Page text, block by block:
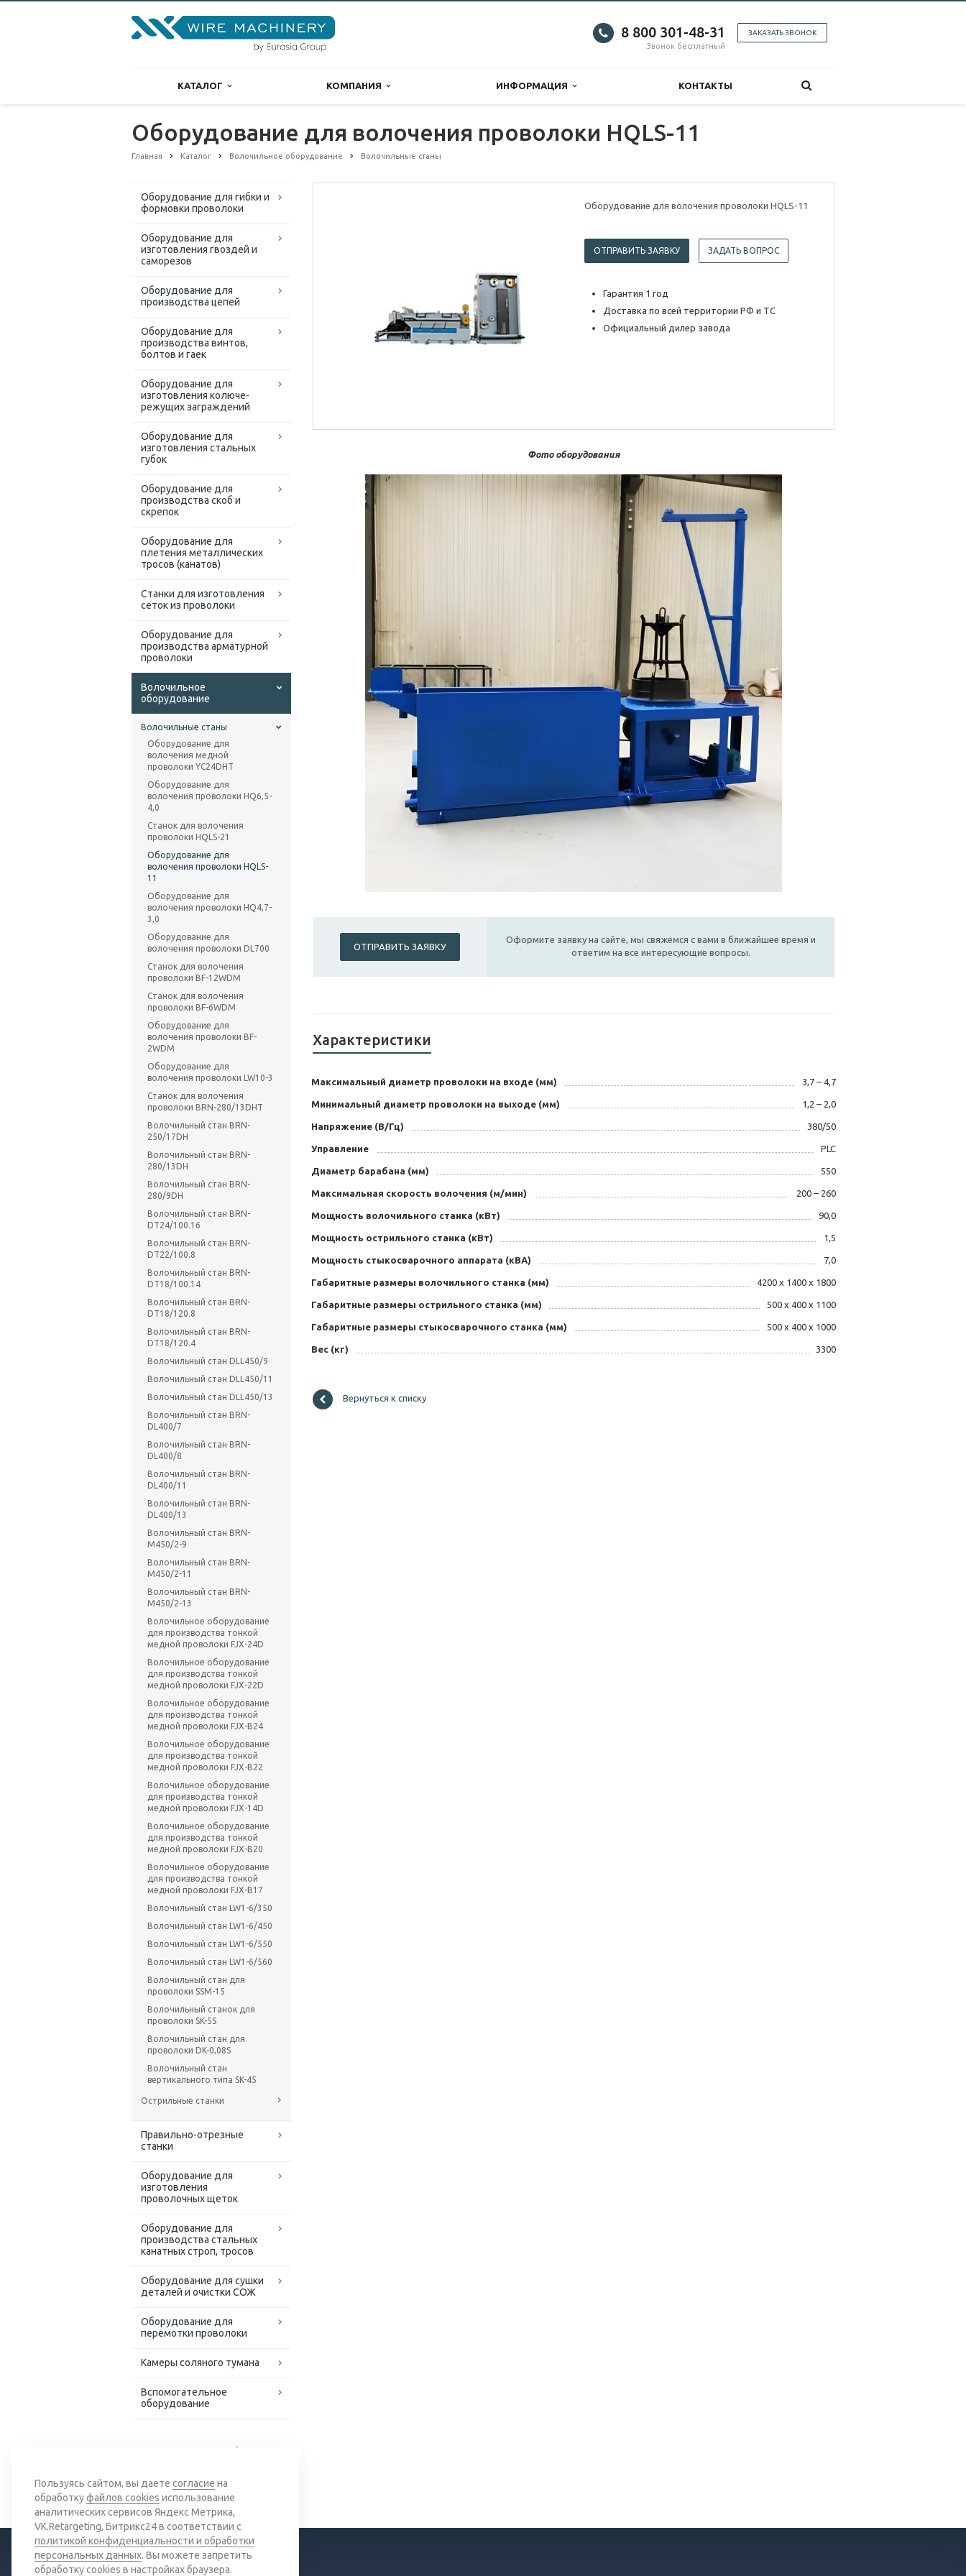
ЗАКАЗАТЬ ЗВОНОК
8 800 301-48-31
Звонок бесплатный
КАТАЛОГ КОМПАНИЯ ИНФОРМАЦИЯ КОНТАКТЫ
Оборудование для волочения проволоки HQLS-11
Главная Каталог Волочильное оборудование Волочильные станы
Оборудование для гибки и
формовки проволоки
Оборудование для
изготовления гвоздей и
саморезов
Оборудование для
производства цепей
Оборудование для
производства винтов,
болтов и гаек
Оборудование для
изготовления колюче-
режущих заграждений
Оборудование для
изготовления стальных
губок
Оборудование для
производства скоб и
скрепок
Оборудование для
плетения металлических
тросов (канатов)
Cтанки для изготовления
сеток из проволоки
Оборудование для
производства арматурной
проволоки
Волочильное
оборудование
Волочильные станы
Оборудование для
волочения медной
проволоки YC24DHT
Оборудование для
волочения проволоки HQ6,5-
4,0
Станок для волочения
проволоки HQLS-21
Оборудование для
волочения проволоки HQLS-
11
Оборудование для
волочения проволоки HQ4,7-
3,0
Оборудование для
волочения проволоки DL700
Станок для волочения
проволоки BF-12WDM
Станок для волочения
проволоки BF-6WDM
Оборудование для
волочения проволоки BF-
2WDM
Оборудование для
волочения проволоки LW10-3
Станок для волочения
проволоки BRN-280/13DHT
Волочильный стан BRN-
250/17DH
Волочильный стан BRN-
280/13DH
Волочильный стан BRN-
280/9DH
Волочильный стан BRN-
DT24/100.16
Волочильный стан BRN-
DT22/100.8
Волочильный стан BRN-
DT18/100.14
Волочильный стан BRN-
DT18/120.8
Волочильный стан BRN-
DT18/120.4
Волочильный стан DLL450/9
Волочильный стан DLL450/11
Волочильный стан DLL450/13
Волочильный стан BRN-
DL400/7
Волочильный стан BRN-
DL400/8
Волочильный стан BRN-
DL400/11
Волочильный стан BRN-
DL400/13
Волочильный стан BRN-
M450/2-9
Волочильный стан BRN-
M450/2-11
Волочильный стан BRN-
M450/2-13
Волочильное оборудование
для производства тонкой
медной проволоки FJX-24D
Волочильное оборудование
для производства тонкой
медной проволоки FJX-22D
Волочильное оборудование
для производства тонкой
медной проволоки FJX-B24
Волочильное оборудование
для производства тонкой
медной проволоки FJX-B22
Волочильное оборудование
для производства тонкой
медной проволоки FJX-14D
Волочильное оборудование
для производства тонкой
медной проволоки FJX-B20
Волочильное оборудование
для производства тонкой
медной проволоки FJX-B17
Волочильный стан LW1-6/350
Волочильный стан LW1-6/450
Волочильный стан LW1-6/550
Волочильный стан LW1-6/560
Волочильный стан для
проволоки SSM-15
Волочильный станок для
проволоки SK-5S
Волочильный стан для
проволоки DK-0,08S
Волочильный стан
вертикального типа SK-45
Острильные станки
Правильно-отрезные
станки
Оборудование для
изготовления
проволочных щеток
Оборудование для
производства стальных
канатных строп, тросов
Оборудование для сушки
деталей и очистки СОЖ
Оборудование для
перемотки проволоки
Камеры соляного тумана
Вспомогательное
оборудование
Доступные решения для
Оборудование для волочения проволоки HQLS-11
ОТПРАВИТЬ ЗАЯВКУ ЗАДАТЬ ВОПРОС
Гарантия 1 год
Доставка по всей территории РФ и ТС
Официальный дилер завода
Фото оборудования
ОТПРАВИТЬ ЗАЯВКУ
Оформите заявку на сайте, мы свяжемся с вами в ближайшее время и
ответим на все интересующие вопросы.
Характеристики
Максимальный диаметр проволоки на входе (мм) 3,7 – 4,7
Минимальный диаметр проволоки на выходе (мм) 1,2 – 2,0
Напряжение (В/Гц) 380/50
Управление PLC
Диаметр барабана (мм) 550
Максимальная скорость волочения (м/мин) 200 – 260
Мощность волочильного станка (кВт) 90,0
Мощность острильного станка (кВт) 1,5
Мощность стыкосварочного аппарата (кВА) 7,0
Габаритные размеры волочильного станка (мм) 4200 x 1400 x 1800
Габаритные размеры острильного станка (мм) 500 x 400 x 1100
Габаритные размеры стыкосварочного станка (мм) 500 x 400 x 1000
Вес (кг) 3300
Вернуться к списку
Пользуясь сайтом, вы даете согласие на
обработкуфайлов cookies использование
аналитических сервисов Яндекс Метрика,
VK.Retargeting, Битрикс24 в соответствии с
политикой конфиденциальности и обработки
персональных данных. Вы можете запретить
обработку cookies в настройках браузера.